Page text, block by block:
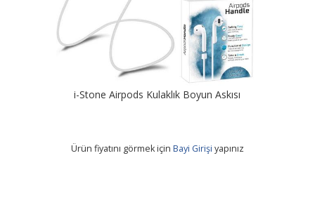
i-Stone Airpods Kulaklık Boyun Askısı
Ürün fiyatını görmek için Bayi Girişi yapınız